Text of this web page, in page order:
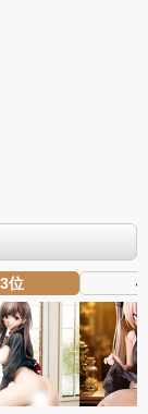
3位 4